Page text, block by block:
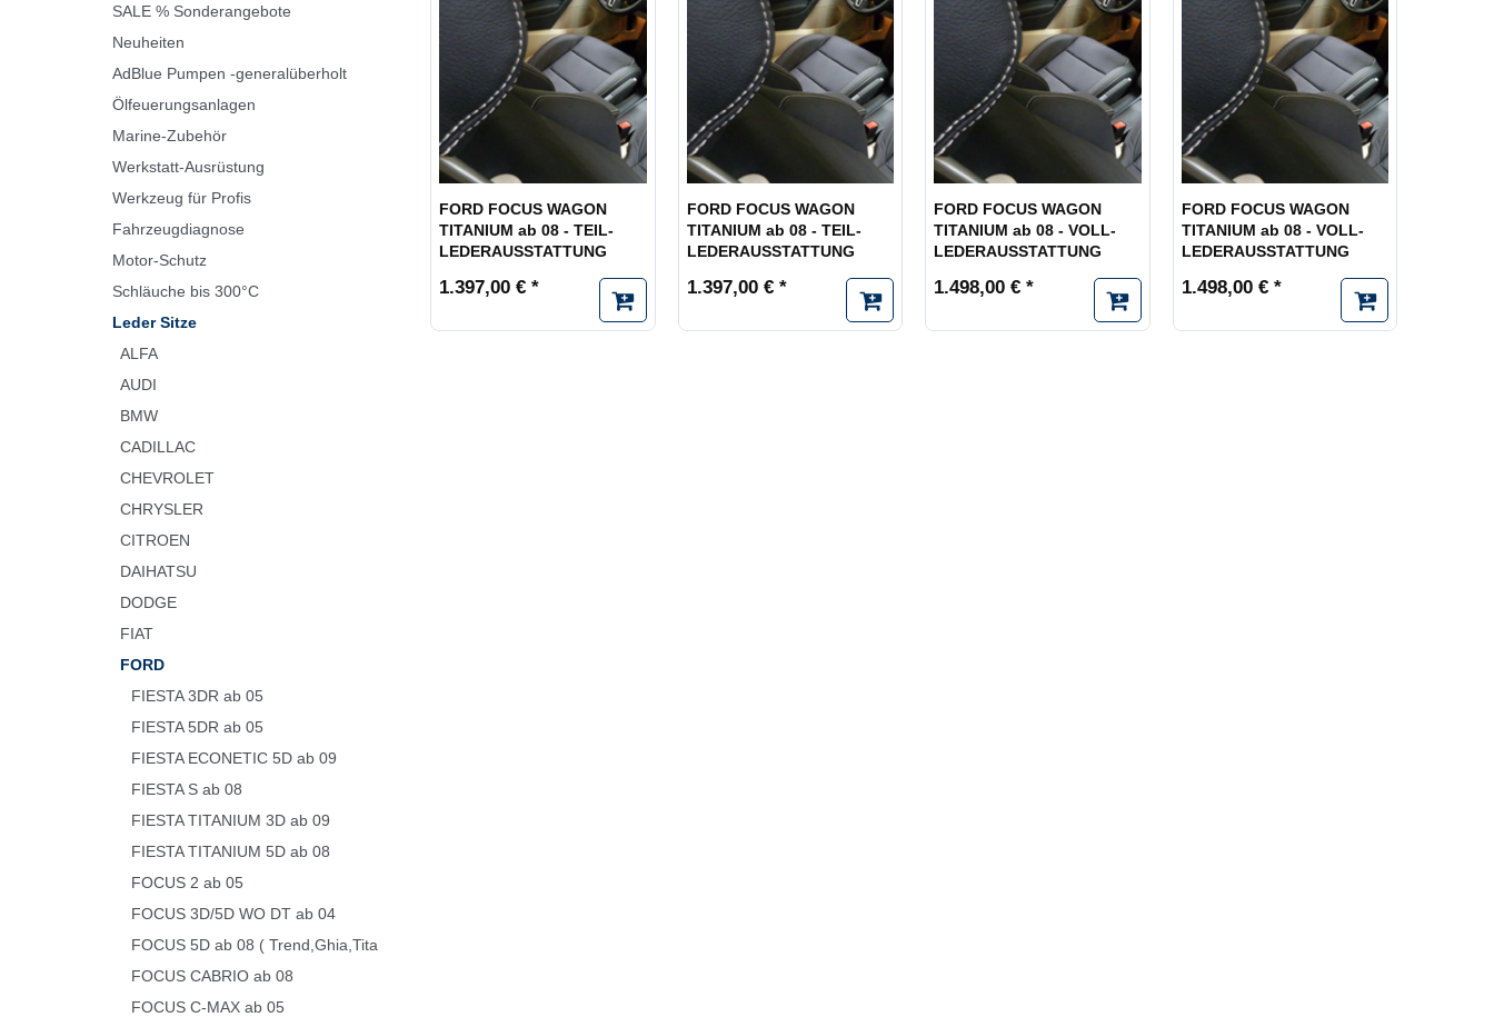
SALE % Sonderangebote
Neuheiten
AdBlue Pumpen -generalüberholt
Ölfeuerungsanlagen
Marine-Zubehör
Werkstatt-Ausrüstung
Werkzeug für Profis
Fahrzeugdiagnose
Motor-Schutz
Schläuche bis 300°C
Leder Sitze
ALFA
AUDI
BMW
CADILLAC
CHEVROLET
CHRYSLER
CITROEN
DAIHATSU
DODGE
FIAT
FORD
FIESTA 3DR ab 05
FIESTA 5DR ab 05
FIESTA ECONETIC 5D ab 09
FIESTA S ab 08
FIESTA TITANIUM 3D ab 09
FIESTA TITANIUM 5D ab 08
FOCUS 2 ab 05
FOCUS 3D/5D WO DT ab 04
FOCUS 5D ab 08 ( Trend,Ghia,Tita
FOCUS CABRIO ab 08
FOCUS C-MAX ab 05
FORD FOCUS WAGON
TITANIUM ab 08 - TEIL-
LEDERAUSSTATTUNG
1.397,00 € *
FORD FOCUS WAGON
TITANIUM ab 08 - TEIL-
LEDERAUSSTATTUNG
1.397,00 € *
FORD FOCUS WAGON
TITANIUM ab 08 - VOLL-
LEDERAUSSTATTUNG
1.498,00 € *
FORD FOCUS WAGON
TITANIUM ab 08 - VOLL-
LEDERAUSSTATTUNG
1.498,00 € *